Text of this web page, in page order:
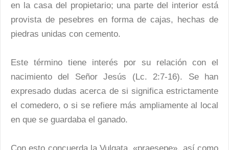
en la casa del propietario; una parte del interior está
provista de pesebres en forma de cajas, hechas de
piedras unidas con cemento.
Este término tiene interés por su relación con el
nacimiento del Señor Jesús (Lc. 2:7-16). Se han
expresado dudas acerca de si significa estrictamente
el comedero, o si se refiere más ampliamente al local
en que se guardaba el ganado.